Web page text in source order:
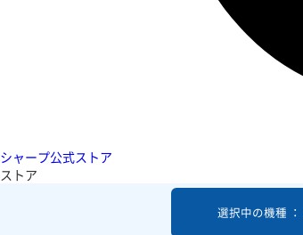
シャープ公式ストア
ストア
選択中の機種 ：